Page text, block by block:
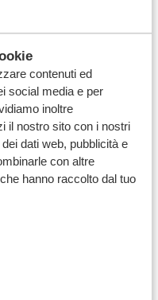
contenuti ed
social media e per
inoltre
il nostro sito con i nostri
dati web, pubblicità e
con altre
hanno raccolto dal tuo
di eventi
e offre una preziosa
di viaggio
il mio safari?
coperti?